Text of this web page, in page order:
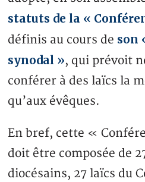
statuts de la «
définis au cours de son
synodal », qui prévoit
conférer à des laïcs la
qu’aux évêques.
En bref, cette «
doit être composée de
diocésains, 27 laïcs du